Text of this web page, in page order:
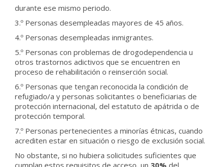
durante ese mismo periodo.
3.º Personas desempleadas mayores de 45 años.
4.º Personas desempleadas inmigrantes.
5.º Personas con problemas de drogodependencia u
otros trastornos adictivos que se encuentren en
proceso de rehabilitación o reinserción social.
6.º Personas que tengan reconocida la condición de
refugiado/a y personas solicitantes o beneficiarias de
protección internacional, del estatuto de apátrida o de
protección temporal.
7.º Personas pertenecientes a minorías étnicas, cuando
acrediten estar en situación o riesgo de exclusión social.
No obstante, si no hubiera solicitudes suficientes que
cumplan estos requisitos de acceso, un 30% del